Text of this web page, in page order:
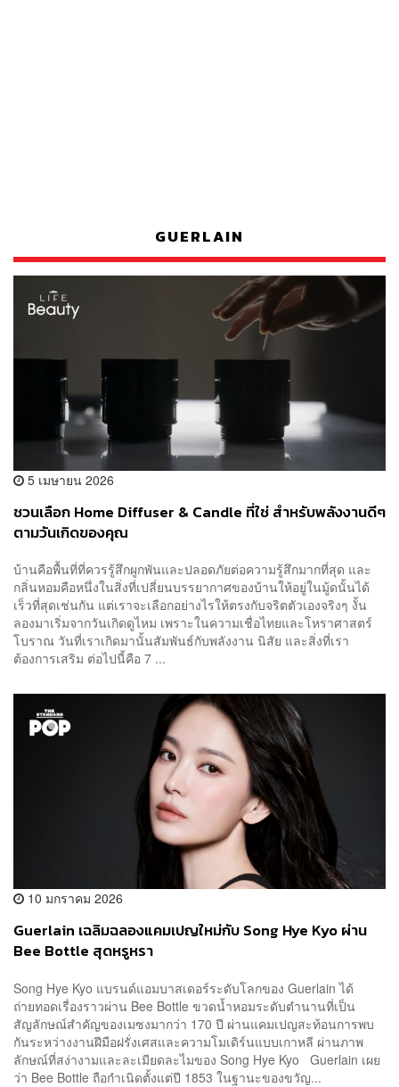
GUERLAIN
5 เมษายน 2026
ชวนเลือก Home Diffuser & Candle ที่ใช่ สำหรับพลังงานดีๆ
ตามวันเกิดของคุณ
บ้านคือพื้นที่ที่ควรรู้สึกผูกพันและปลอดภัยต่อความรู้สึกมากที่สุด และ
กลิ่นหอมคือหนึ่งในสิ่งที่เปลี่ยนบรรยากาศของบ้านให้อยู่ในมู้ดนั้นได้
เร็วที่สุดเช่นกัน แต่เราจะเลือกอย่างไรให้ตรงกับจริตตัวเองจริงๆ งั้น
ลองมาเริ่มจากวันเกิดดูไหม เพราะในความเชื่อไทยและโหราศาสตร์
โบราณ วันที่เราเกิดมานั้นสัมพันธ์กับพลังงาน นิสัย และสิ่งที่เรา
ต้องการเสริม ต่อไปนี้คือ 7 ...
10 มกราคม 2026
Guerlain เฉลิมฉลองแคมเปญใหม่กับ Song Hye Kyo ผ่าน
Bee Bottle สุดหรูหรา
Song Hye Kyo แบรนด์แอมบาสเดอร์ระดับโลกของ Guerlain ได้
ถ่ายทอดเรื่องราวผ่าน Bee Bottle ขวดน้ำหอมระดับตำนานที่เป็น
สัญลักษณ์สำคัญของเมซงมากว่า 170 ปี ผ่านแคมเปญสะท้อนการพบ
กันระหว่างงานฝีมือฝรั่งเศสและความโมเดิร์นแบบเกาหลี ผ่านภาพ
ลักษณ์ที่สง่างามและละเมียดละไมของ Song Hye Kyo Guerlain เผย
ว่า Bee Bottle ถือกำเนิดตั้งแต่ปี 1853 ในฐานะของขวัญ...